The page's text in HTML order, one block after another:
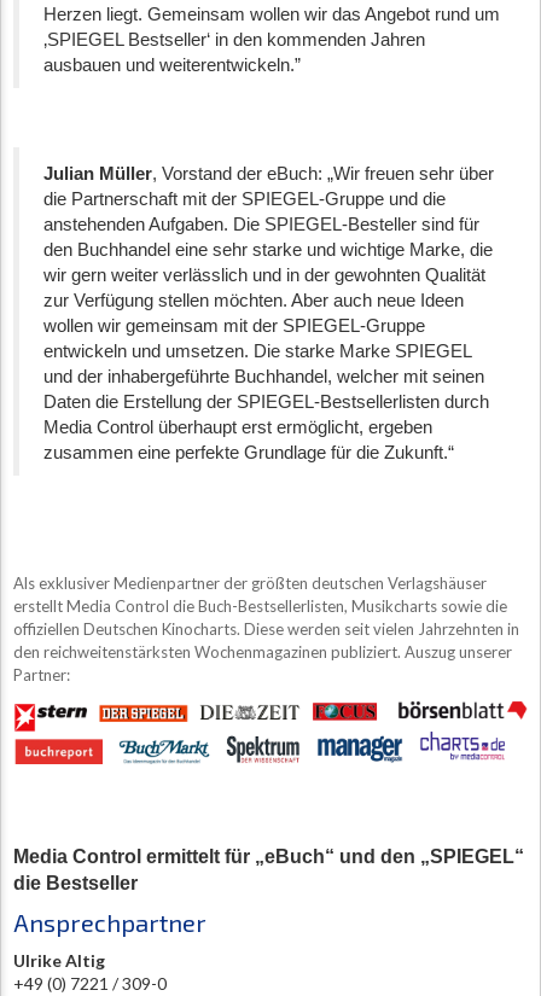
Herzen liegt. Gemeinsam wollen wir das Angebot rund um
‚SPIEGEL Bestseller‘ in den kommenden Jahren
ausbauen und weiterentwickeln.”
Julian Müller, Vorstand der eBuch: „Wir freuen sehr über
die Partnerschaft mit der SPIEGEL-Gruppe und die
anstehenden Aufgaben. Die SPIEGEL-Besteller sind für
den Buchhandel eine sehr starke und wichtige Marke, die
wir gern weiter verlässlich und in der gewohnten Qualität
zur Verfügung stellen möchten. Aber auch neue Ideen
wollen wir gemeinsam mit der SPIEGEL-Gruppe
entwickeln und umsetzen. Die starke Marke SPIEGEL
und der inhabergeführte Buchhandel, welcher mit seinen
Daten die Erstellung der SPIEGEL-Bestsellerlisten durch
Media Control überhaupt erst ermöglicht, ergeben
zusammen eine perfekte Grundlage für die Zukunft.“
Als exklusiver Medienpartner der größten deutschen Verlagshäuser
erstellt Media Control die Buch-Bestsellerlisten, Musikcharts sowie die
offiziellen Deutschen Kinocharts. Diese werden seit vielen Jahrzehnten in
den reichweitenstärksten Wochenmagazinen publiziert. Auszug unserer
Partner:
Media Control ermittelt für „eBuch“ und den „SPIEGEL“
die Bestseller
Ansprechpartner
Ulrike Altig
+49 (0) 7221 / 309-0